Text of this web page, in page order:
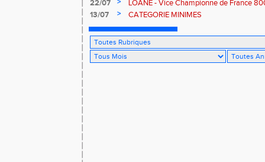
22/07
LOANE - Vice Championne de France
13/07
> CATEGORIE MINIMES